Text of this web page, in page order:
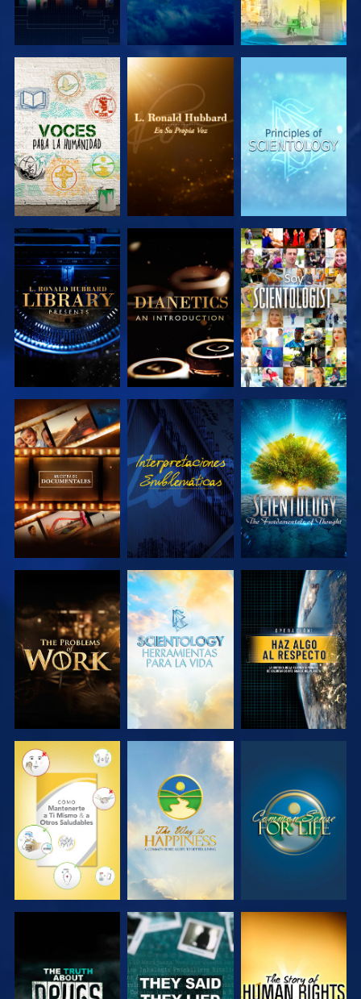
EXPLORA LAS
SERIES
EXPLORA LAS
SERIES
EXPLORA LAS
SERIES
EXPLORA LAS
SERIES
EXPLORA LAS
SERIES
VE
EXPLORA LAS
SERIES
VE
EXPLORA LAS
SERIES
EXPLORA LAS
SERIES
EXPLORA LAS
SERIES
VE
VE VE VE
VE VE